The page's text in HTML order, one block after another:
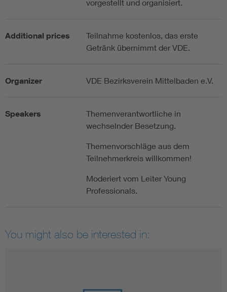
vorgestellt und organisiert.
Additional prices
Teilnahme kostenlos, das erste
Getränk übernimmt der VDE.
Organizer VDE Bezirksverein Mittelbaden e.V.
Speakers
Themenverantwortliche in
wechselnder Besetzung.
Themenvorschläge aus dem
Teilnehmerkreis willkommen!
Moderiert vom Leiter Young
Professionals.
You might also be interested in: